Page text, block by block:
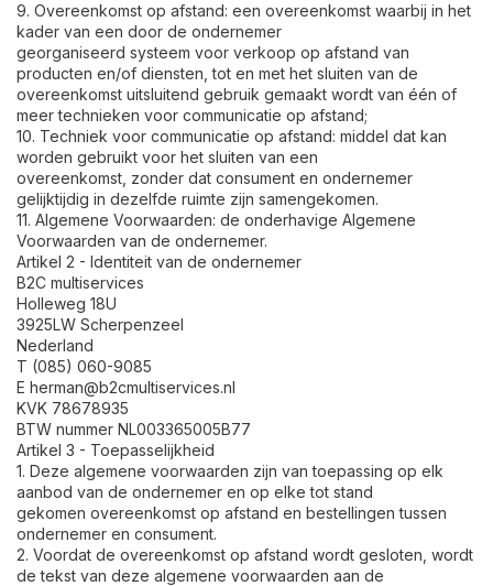
9. Overeenkomst op afstand: een overeenkomst waarbij in het
kader van een door de ondernemer
georganiseerd systeem voor verkoop op afstand van
producten en/of diensten, tot en met het sluiten van de
overeenkomst uitsluitend gebruik gemaakt wordt van één of
meer technieken voor communicatie op afstand;
10. Techniek voor communicatie op afstand: middel dat kan
worden gebruikt voor het sluiten van een
overeenkomst, zonder dat consument en ondernemer
gelijktijdig in dezelfde ruimte zijn samengekomen.
11. Algemene Voorwaarden: de onderhavige Algemene
Voorwaarden van de ondernemer.
Artikel 2 - Identiteit van de ondernemer
B2C multiservices
Holleweg 18U
3925LW Scherpenzeel
Nederland
T (085) 060-9085
E herman@b2cmultiservices.nl
KVK 78678935
BTW nummer NL003365005B77
Artikel 3 - Toepasselijkheid
1. Deze algemene voorwaarden zijn van toepassing op elk
aanbod van de ondernemer en op elke tot stand
gekomen overeenkomst op afstand en bestellingen tussen
ondernemer en consument.
2. Voordat de overeenkomst op afstand wordt gesloten, wordt
de tekst van deze algemene voorwaarden aan de